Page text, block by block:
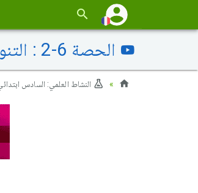
الحصة 6-2 : التنوع البيولوجي البحري
النشاط العلمي: السادس ابتدائي